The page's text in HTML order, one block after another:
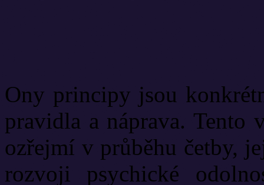
Ony principy jsou
pravidla a náprava. Tento
ozřejmí v průběhu četby,
rozvoji psychické